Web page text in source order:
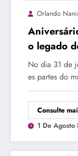
Orlando
o legado
gerações
No dia 31 de
es partes do
Consulte
1 De